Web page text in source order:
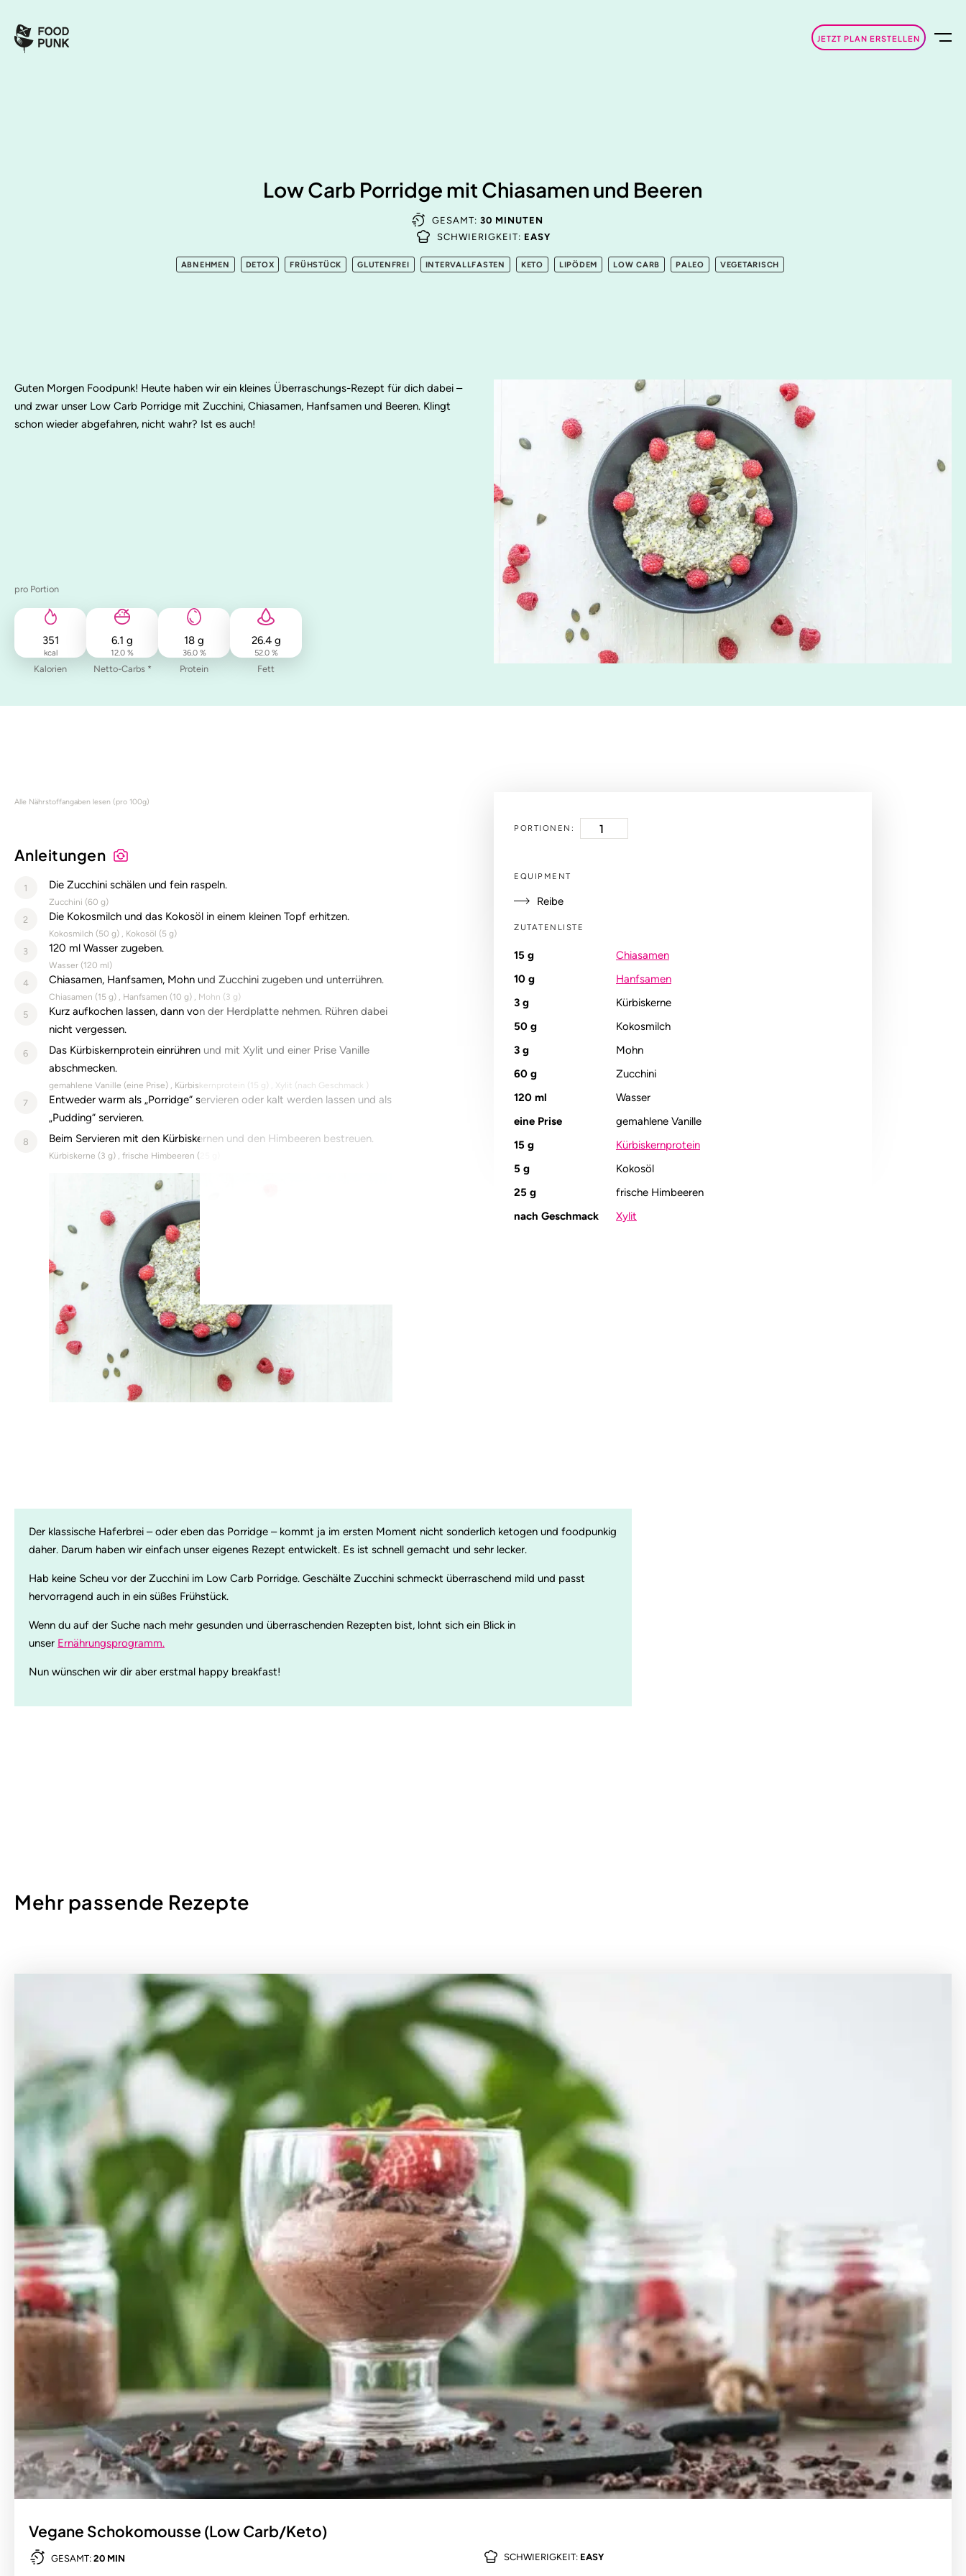
JETZT PLAN ERSTELLEN
Low Carb Porridge mit Chiasamen und Beeren
GESAMT:30 MINUTEN
SCHWIERIGKEIT: EASY
ABNEHMEN DETOX FRÜHSTÜCK GLUTENFREI INTERVALLFASTEN KETO LIPÖDEM LOW CARB PALEO VEGETARISCH
Guten Morgen Foodpunk! Heute haben wir ein kleines Überraschungs-Rezept für dich dabei –
und zwar unser Low Carb Porridge mit Zucchini, Chiasamen, Hanfsamen und Beeren. Klingt
schon wieder abgefahren, nicht wahr? Ist es auch!
pro Portion
351
kcal
Kalorien
6.1 g
12.0 %
Netto-Carbs *
18 g
36.0 %
Protein
26.4 g
52.0 %
Fett
PORTIONEN:
EQUIPMENT
Reibe
ZUTATENLISTE
15 g
Chiasamen
10 g
Hanfsamen
3 g
Kürbiskerne
50 g
Kokosmilch
3 g
Mohn
60 g
Zucchini
120 ml
Wasser
eine Prise
gemahlene Vanille
15 g
Kürbiskernprotein
5 g
Kokosöl
25 g
frische Himbeeren
nach Geschmack
Xylit
Alle Nährstoffangaben lesen (pro 100g)
Anleitungen
1 Die Zucchini schälen und fein raspeln.
Zucchini (60 g)
2 Die Kokosmilch und das Kokosöl in einem kleinen Topf erhitzen.
Kokosmilch (50 g) Kokosöl (5g)
3 120 ml Wasser zugeben.
Wasser (120 ml)
4 Chiasamen, Hanfsamen, Mohn und Zucchini zugeben und unterrühren.
Chiasamen (15g) Hanfsamen (10 g) Mohn (3 g)
5
Kurz aufkochen lassen, dann von der Herdplatte nehmen. Rühren dabei
nicht vergessen.
6
Das Kürbiskernprotein einrühren und mit Xylit und einer Prise Vanille
abschmecken.
gemahlene Vanille (eine Prise) Kürbiskernprotein ( 15 g) Xylit (nach Geschmack )
7
Entweder warm als „Porridge“ servieren oder kalt werden lassen und als
„Pudding“ servieren.
8 Beim Servieren mit den Kürbiskernen und den Himbeeren bestreuen.
Kürbiskerne (3 g) frische Himbeeren (
Der klassische Haferbrei – oder eben das Porridge – kommt ja im ersten Moment nicht sonderlich ketogen und foodpunkig
daher. Darum haben wir einfach unser eigenes Rezept entwickelt. Es ist schnell gemacht und sehr lecker.
Hab keine Scheu vor der Zucchini im Low Carb Porridge. Geschälte Zucchini schmeckt überraschend mild und passt
hervorragend auch in ein süßes Frühstück.
Wenn du auf der Suche nach mehr gesunden und überraschenden Rezepten bist, lohnt sich ein Blick in
unser Ernährungsprogramm.
Nun wünschen wir dir aber erstmal happy breakfast!
Mehr passende Rezepte
Vegane Schokomousse (Low Carb/Keto)
GESAMT: 20 MIN SCHWIERIGKEIT: EASY